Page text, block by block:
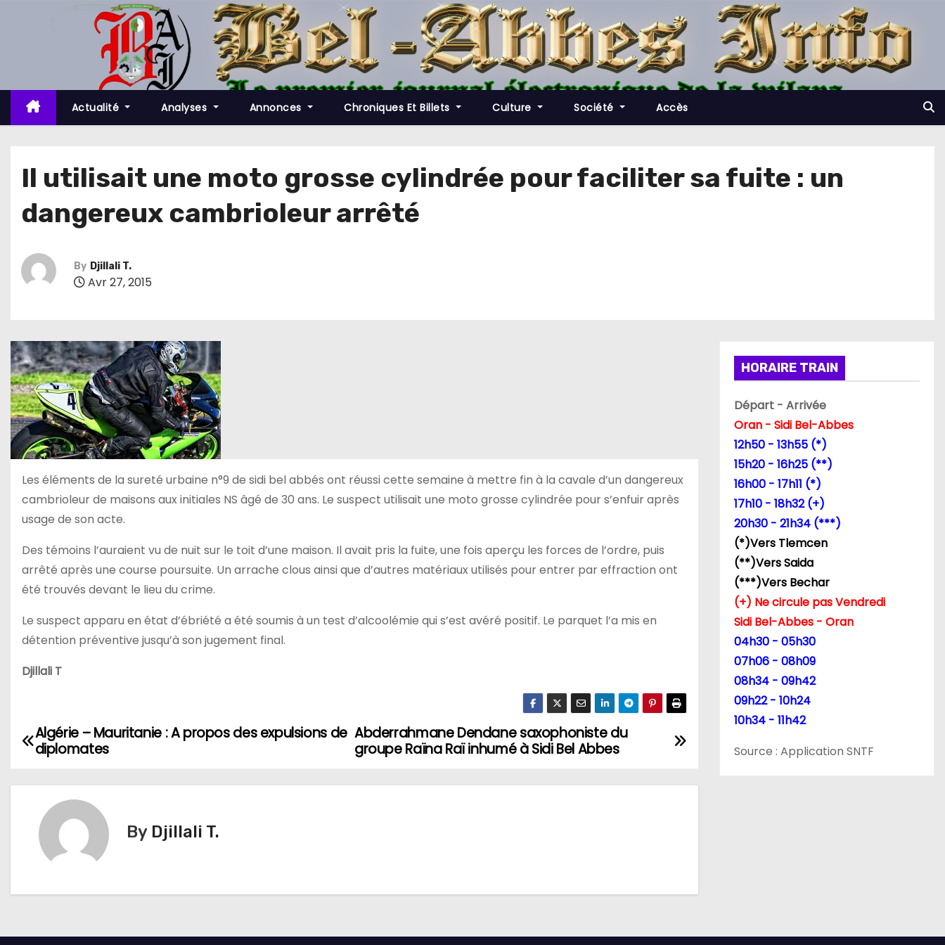
t
c
Actualité Analyses Annonces Chroniques Et Billets Culture Société Accès
Il utilisait une moto grosse cylindrée pour faciliter sa fuite : un
dangereux cambrioleur arrêté
By Djillali T.
Avr 27, 2015
Les éléments de la sureté urbaine n°9 de sidi bel abbés ont réussi cette semaine à mettre fin à la cavale d’un dangereux
cambrioleur de maisons aux initiales NS âgé de 30 ans. Le suspect utilisait une moto grosse cylindrée pour s’enfuir après
usage de son acte.
Des témoins l’auraient vu de nuit sur le toit d’une maison. Il avait pris la fuite, une fois aperçu les forces de l’ordre, puis
arrêté après une course poursuite. Un arrache clous ainsi que d’autres matériaux utilisés pour entrer par effraction ont
été trouvés devant le lieu du crime.
Le suspect apparu en état d’ébriété a été soumis à un test d’alcoolémie qui s’est avéré positif. Le parquet l’a mis en
détention préventive jusqu’à son jugement final.
Djillali T
N
Abderrahmane Dendane saxophoniste du
groupe Raïna Raï inhumé à Sidi Bel Abbes
Algérie – Mauritanie : A propos des expulsions de
diplomates
By Djillali T.
HORAIRE TRAIN
Départ - Arrivée
Oran - Sidi Bel-Abbes
12h50 - 13h55 (*)
15h20 - 16h25 (**)
16h00 - 17h11 (*)
17h10 - 18h32 (+)
20h30 - 21h34 (***)
(*)Vers Tlemcen
(**)Vers Saida
(***)Vers Bechar
(+) Ne circule pas Vendredi
Sidi Bel-Abbes - Oran
04h30 - 05h30
07h06 - 08h09
08h34 - 09h42
09h22 - 10h24
10h34 - 11h42
Source : Application SNTF